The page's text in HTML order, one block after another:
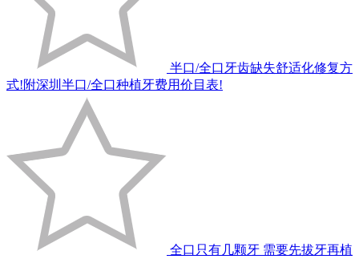
半口/全口牙齿缺失舒适化修复方
式!附深圳半口/全口种植牙费用价目表!
全口只有几颗牙 需要先拔牙再植